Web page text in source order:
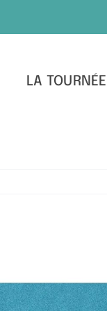
LA TOURNÉE